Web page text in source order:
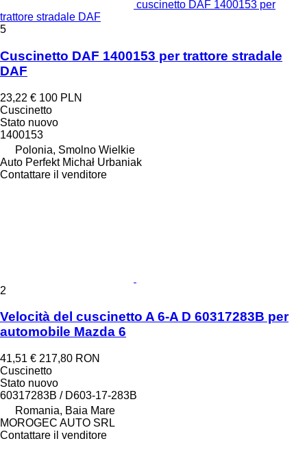
cuscinetto DAF 1400153 per
trattore stradale DAF
5
Cuscinetto DAF 1400153 per trattore stradale
DAF
23,22 € 100 PLN
Cuscinetto
Stato nuovo
1400153
Polonia, Smolno Wielkie
Auto Perfekt Michał Urbaniak
Contattare il venditore
2
Velocità del cuscinetto A 6-A D 60317283B per
automobile Mazda 6
41,51 € 217,80 RON
Cuscinetto
Stato nuovo
60317283B / D603-17-283B
Romania, Baia Mare
MOROGEC AUTO SRL
Contattare il venditore